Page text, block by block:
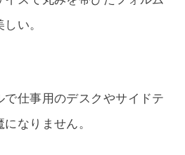
い。
仕事用のデスクやサイドテ
なりません。